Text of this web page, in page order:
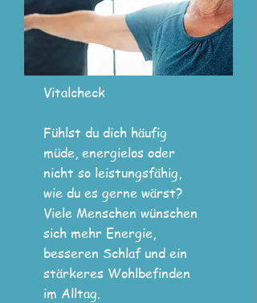
Vitalcheck
Fühlst du dich häufig
müde, energielos oder
nicht so leistungsfähig,
wie du es gerne wärst?
Viele Menschen wünschen
sich mehr Energie,
besseren Schlaf und ein
stärkeres Wohlbefinden
im Alltag.